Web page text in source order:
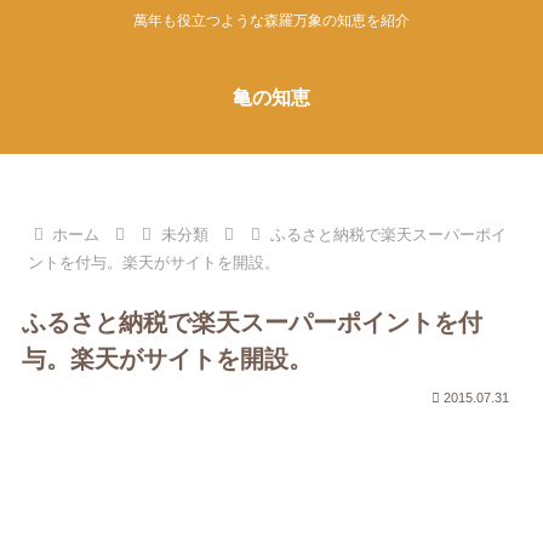
萬年も役立つような森羅万象の知恵を紹介
亀の知恵
ホーム 未分類
ふるさと納税で楽天スーパーポイ
ントを付与。楽天がサイトを開設。
ふるさと納税で楽天スーパーポイントを付
与。楽天がサイトを開設。
2015.07.31